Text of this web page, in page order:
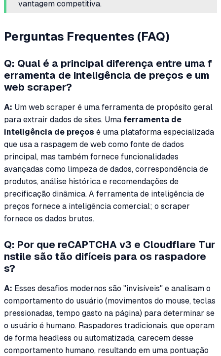
vantagem competitiva.
Perguntas Frequentes (FAQ)
Q: Qual é a principal diferença entre uma f
erramenta de inteligência de preços e um
web scraper?
A: Um web scraper é uma ferramenta de propósito geral
para extrair dados de sites. Uma ferramenta de
inteligência de preços é uma plataforma especializada
que usa a raspagem de web como fonte de dados
principal, mas também fornece funcionalidades
avançadas como limpeza de dados, correspondência de
produtos, análise histórica e recomendações de
precificação dinâmica. A ferramenta de inteligência de
preços fornece a inteligência comercial; o scraper
fornece os dados brutos.
Q: Por que reCAPTCHA v3 e Cloudflare Tur
nstile são tão difíceis para os raspadore
s?
A: Esses desafios modernos são "invisíveis" e analisam o
comportamento do usuário (movimentos do mouse, teclas
pressionadas, tempo gasto na página) para determinar se
o usuário é humano. Raspadores tradicionais, que operam
de forma headless ou automatizada, carecem desse
comportamento humano, resultando em uma pontuação